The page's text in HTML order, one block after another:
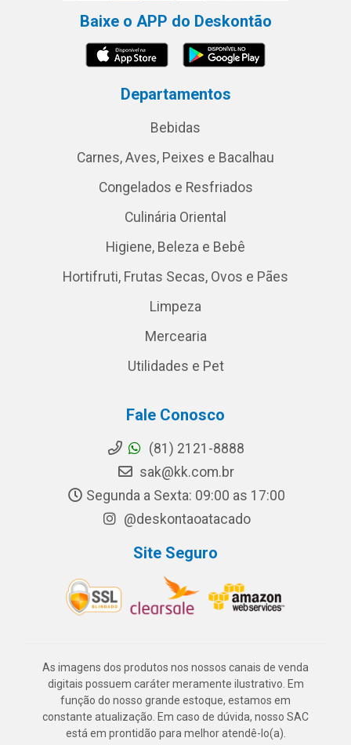
Baixe o APP do Deskontão
Departamentos
Bebidas
Carnes, Aves, Peixes e Bacalhau
Congelados e Resfriados
Culinária Oriental
Higiene, Beleza e Bebê
Hortifruti, Frutas Secas, Ovos e Pães
Limpeza
Mercearia
Utilidades e Pet
Fale Conosco
(81) 2121-8888
sak@kk.com.br
Segunda a Sexta: 09:00 as 17:00
@deskontaoatacado
Site Seguro
As imagens dos produtos nos nossos canais de venda
digitais possuem caráter meramente ilustrativo. Em
função do nosso grande estoque, estamos em
constante atualização. Em caso de dúvida, nosso SAC
está em prontidão para melhor atendê-lo(a).